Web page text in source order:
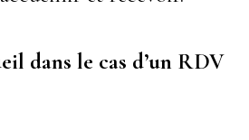
dans le cas d’un RDV